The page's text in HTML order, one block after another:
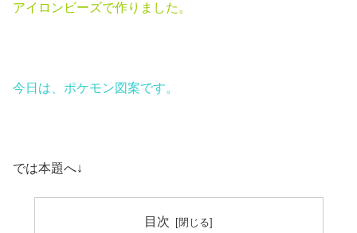
アイロンビーズで作りました。
今日は、ポケモン図案です。
では本題へ↓
目次